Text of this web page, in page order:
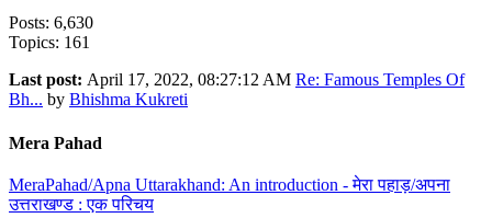
Posts: 6,630
Topics: 161
Last post: April 17, 2022, 08:27:12 AM Re: Famous Temples Of
Bh... by Bhishma Kukreti
Mera Pahad
MeraPahad/Apna Uttarakhand: An introduction - मेरा पहाड़/अपना
उत्तराखण्ड : एक परिचय